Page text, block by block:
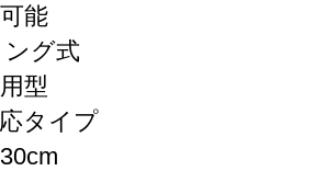
能
グ式
型
タイプ